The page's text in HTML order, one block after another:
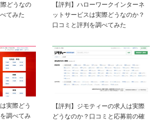
どうなの
てみた
【評判】ハローワークインターネ
ットサービスは実際どうなのか？
口コミと評判を調べてみた
実際どう
調べてみ
【評判】ジモティーの求人は実際
どうなのか？口コミと応募前の確